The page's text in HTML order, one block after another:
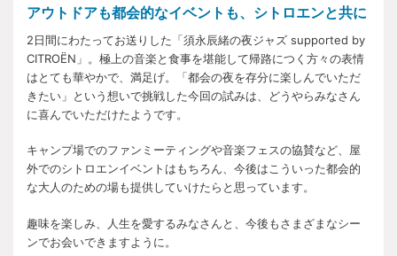
アウトドアも都会的なイベントも、シトロエンと共に
2日間にわたってお送りした「須永辰緒の夜ジャズ supported by
CITROËN」。極上の音楽と食事を堪能して帰路につく方々の表情
はとても華やかで、満足げ。「都会の夜を存分に楽しんでいただ
きたい」という想いで挑戦した今回の試みは、どうやらみなさん
に喜んでいただけたようです。
キャンプ場でのファンミーティングや音楽フェスの協賛など、屋
外でのシトロエンイベントはもちろん、今後はこういった都会的
な大人のための場も提供していけたらと思っています。
趣味を楽しみ、人生を愛するみなさんと、今後もさまざまなシー
ンでお会いできますように。